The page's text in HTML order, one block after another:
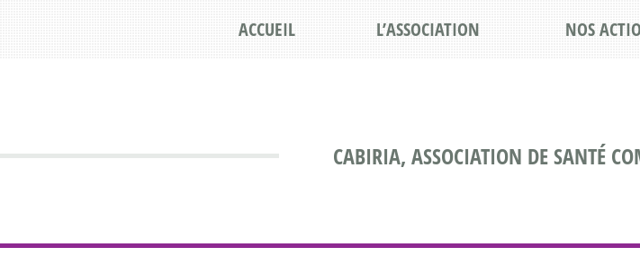
CABIRIA, ASSOCIATION DE SANTÉ
ACCUEIL L’ASSOCIATION NOS